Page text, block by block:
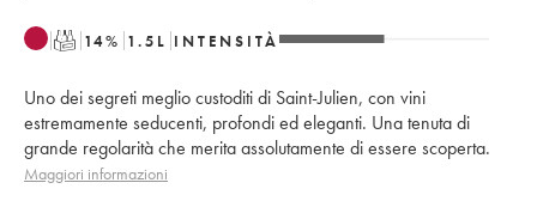
T 14% 1.5 L INTENSITÀ
Uno dei segreti meglio custoditi di Saint-Julien, con vini
estremamente seducenti, profondi ed eleganti. Una tenuta di
grande regolarità che merita assolutamente di essere scoperta.
Maggiori informazioni